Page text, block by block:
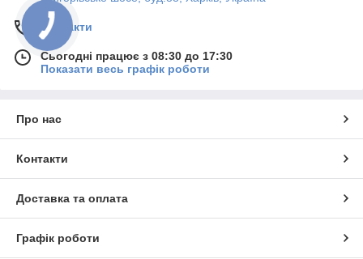
Контакти
Сьогодні працює з 08:30 до 17:30
Показати весь графік роботи
Про нас
Контакти
Доставка та оплата
Графік роботи